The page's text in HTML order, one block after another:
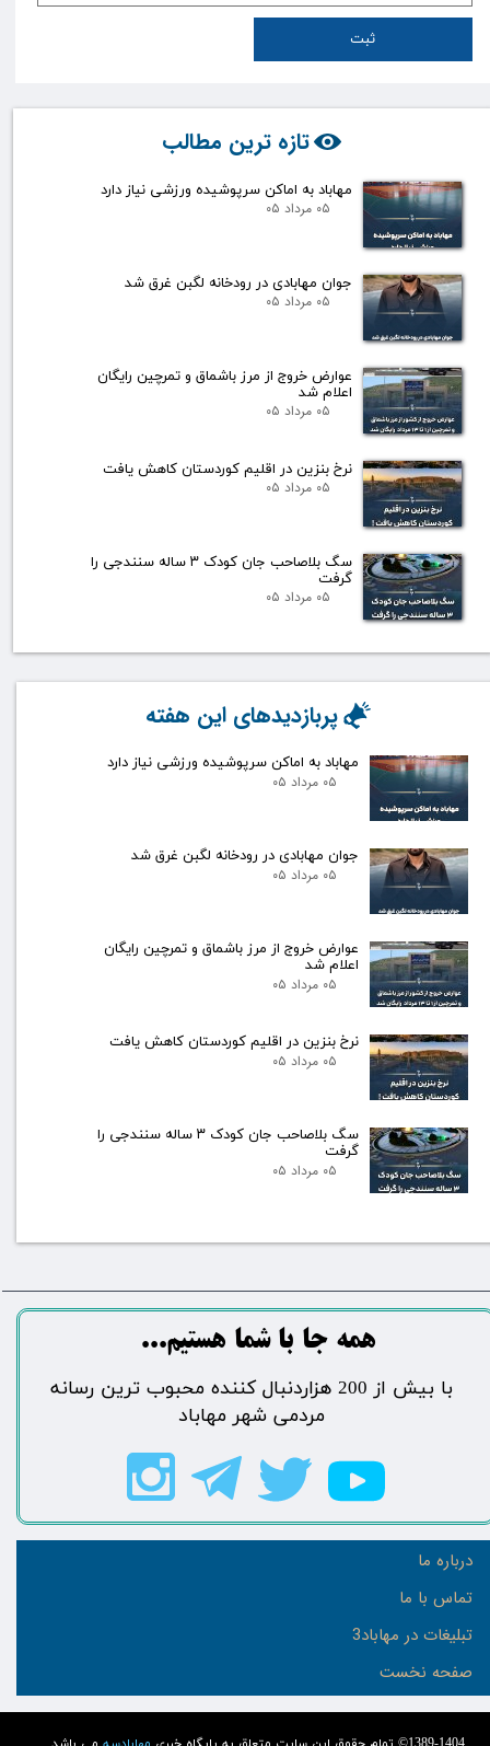
تازه ترین مطالب
مهاباد به اماکن سرپوشیده ورزشی نیاز دارد
۰۵ مرداد ۰۵
جوان مهابادی در رودخانه لگبن غرق شد
۰۵ مرداد ۰۵
عوارض خروج از مرز باشماق و تمرچین رایگان
اعلام شد
۰۵ مرداد ۰۵
نرخ بنزین در اقلیم کوردستان کاهش یافت
۰۵ مرداد ۰۵
سگ بلاصاحب جان کودک ۳ ساله سنندجی را
گرفت
۰۵ مرداد ۰۵
مهاباد به اماکن سرپوشیده ورزشی نیاز دارد
۰۵ مرداد ۰۵
جوان مهابادی در رودخانه لگبن غرق شد
۰۵ مرداد ۰۵
عوارض خروج از مرز باشماق و تمرچین رایگان
اعلام شد
۰۵ مرداد ۰۵
نرخ بنزین در اقلیم کوردستان کاهش یافت
۰۵ مرداد ۰۵
سگ بلاصاحب جان کودک ۳ ساله سنندجی را
گرفت
۰۵ مرداد ۰۵
پربازدیدهای این هفته
ثبت
درباره ما
تماس با ما
تبلیغات در مهاباد3
صفحه نخست
​​​همه جا با شما هستیم...​​​​​​​​​​​​​​
​با بیش از 200 هزاردنبال کننده محبوب ترین رسانه
مردمی شهر مهاباد​​​​​​​​​​​​​​